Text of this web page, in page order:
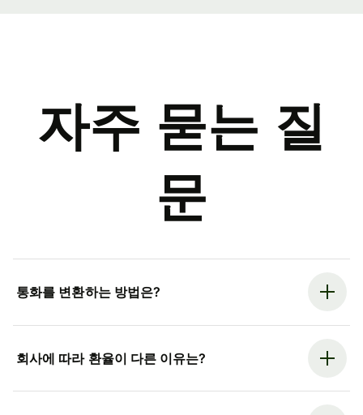
자주 묻는 질
문
통화를 변환하는 방법은?
회사에 따라 환율이 다른 이유는?